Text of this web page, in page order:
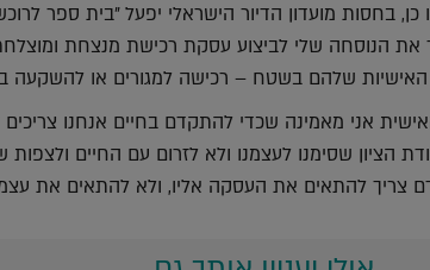
בחסות מועדון הדיור הישראלי יפעל "בית ספר
את הנוסחה שלי לביצוע עסקת רכישת מנצחת
שלהם בשטח – רכישה למגורים או להשקעה
אני מאמינה שכדי להתקדם בחיים אנחנו
הציון שסימנו לעצמנו ולא לזרום עם החיים
צריך להתאים את העסקה אליו, ולא להתאים את